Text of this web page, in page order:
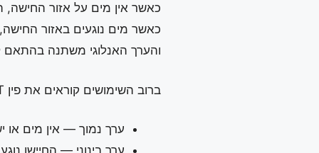
כאשר אין מים על אזור החישה,
כאשר מים נוגעים באזור
והערך האנלוגי משתנה בהתאם
ברוב השימושים קוראים את פין S / OUT בעזרת כניסה אנלוגית:
ערך נמוך — אין מים או
ערך בינוני — החיישן